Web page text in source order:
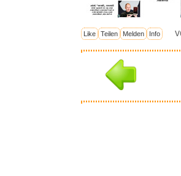
Like Teilen Melden Info